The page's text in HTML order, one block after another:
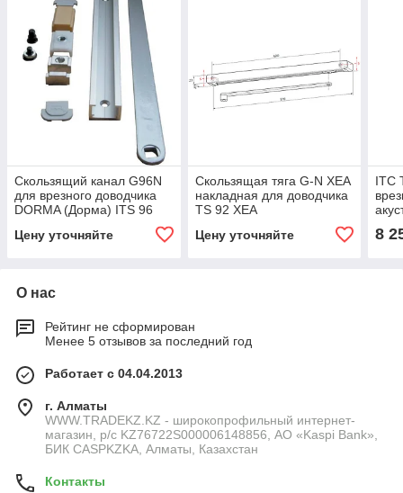
Скользящий канал G96N
для врезного доводчика
DORMA (Дорма) ITS 96
Цену уточняйте
Скользящая тяга G-N XEA
накладная для доводчика
TS 92 XEA
Цену уточняйте
ITC
8
О нас
Рейтинг не сформирован
Менее 5 отзывов за последний год
Работает с 04.04.2013
г. Алматы
WWW.TRADEKZ.KZ - широкопрофильный интернет-
магазин, р/с KZ76722S000006148856, АО «Kaspi Bank»,
БИК CASPKZKA, Алматы, Казахстан
Контакты